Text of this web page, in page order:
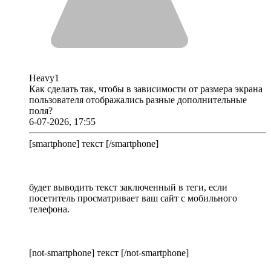
Heavy1
Как сделать так, чтобы в зависимости от размера экрана
пользователя отображались разные дополнительные
поля?
6-07-2026, 17:55
[smartphone] текст [/smartphone]
будет выводить текст заключенный в теги, если
посетитель просматривает ваш сайт с мобильного
телефона.
[not-smartphone] текст [/not-smartphone]